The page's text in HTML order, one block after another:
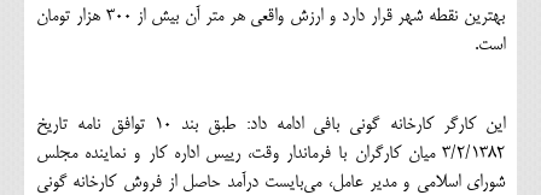
بهترين نقطه شهر قرار دارد و ارزش واقعي هر متر آن بيش از 300 هزار تومان
است.
اين كارگر كارخانه گوني بافي ادامه داد: طبق بند 10 توافق نامه تاريخ
3/2/1382 ميان كارگران با فرماندار وقت، رييس اداره كار و نماينده مجلس
شوراي اسلامي و مدير عامل، مي‌‏بايست درآمد حاصل از فروش كارخانه گوني